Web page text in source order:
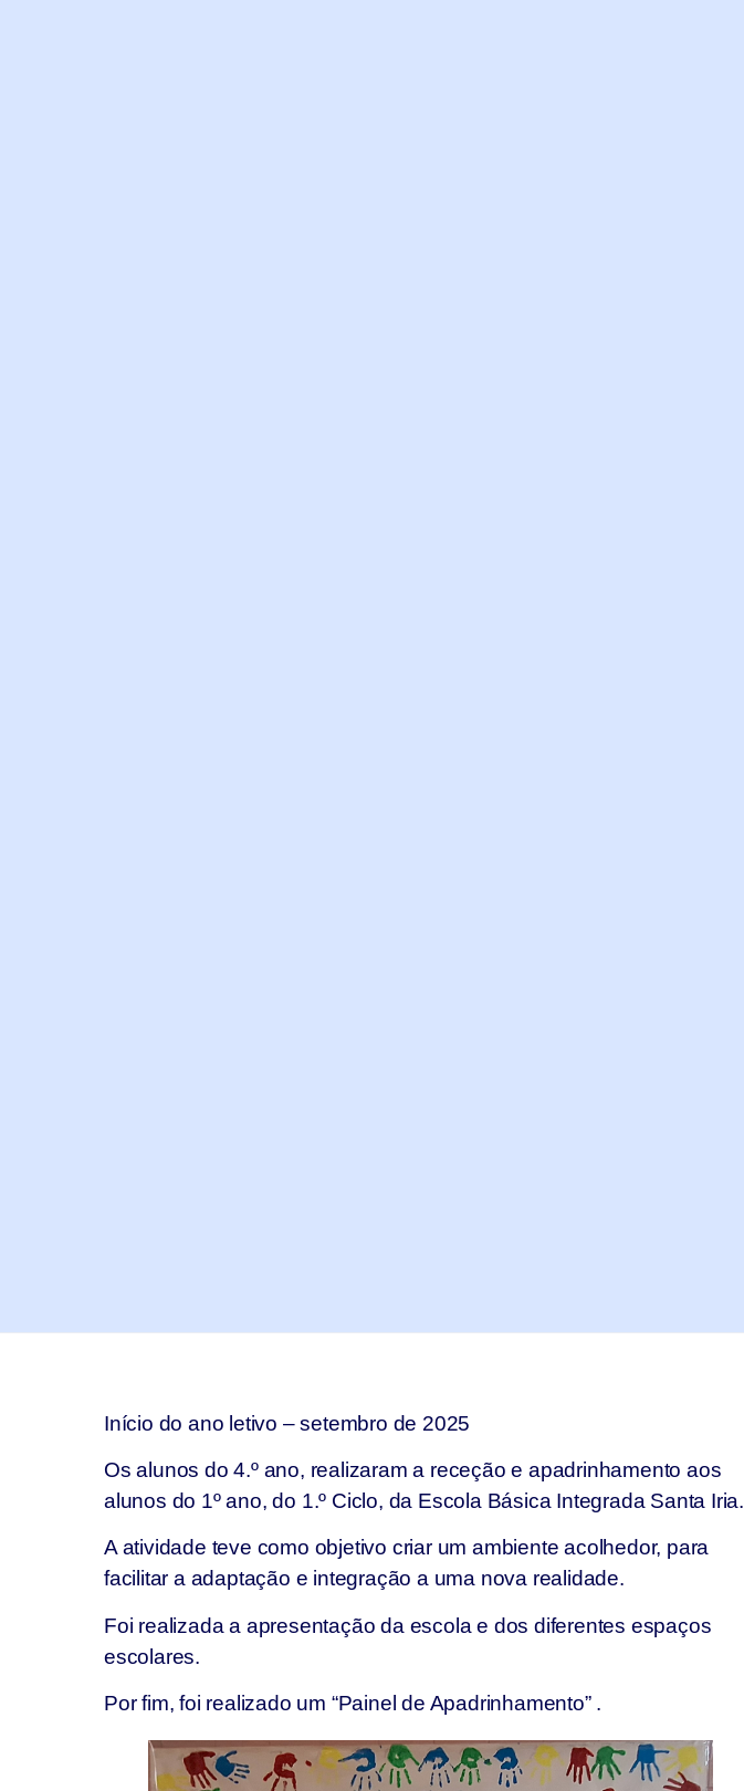
Início do ano letivo – setembro de 2025
Os alunos do 4.º ano, realizaram a receção e apadrinhamento aos
alunos do 1º ano, do 1.º Ciclo, da Escola Básica Integrada Santa Iria.
A atividade teve como objetivo criar um ambiente acolhedor, para
facilitar a adaptação e integração a uma nova realidade.
Foi realizada a apresentação da escola e dos diferentes espaços
escolares.
Por fim, foi realizado um “Painel de Apadrinhamento” .